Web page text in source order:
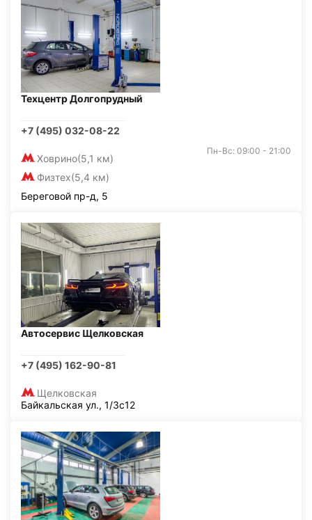
Техцентр Долгопрудный
+7 (495) 032-08-22
Ховрино(5,1 км)
Физтех(5,4 км)
Пн-Вс: 09:00 - 21:00
Береговой пр-д, 5
Автосервис Щелковская
+7 (495) 162-90-81
Щелковская
Байкальская ул., 1/3с12